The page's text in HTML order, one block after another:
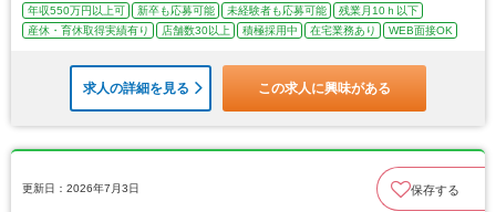
年収550万円以上可 新卒も応募可能 未経験者も応募可能
残業月10ｈ以下
産休・育休取得実績有り
店舗数30以上 積極採用中 在宅業務あり WEB面接OK
求人の詳細を見る この求人に興味がある
更新日：2026年7月3日 保存する